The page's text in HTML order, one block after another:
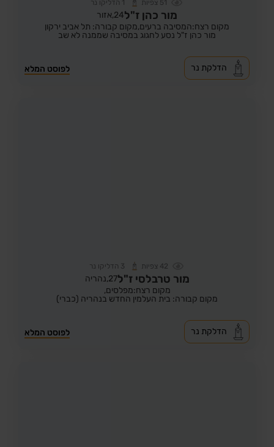
51 צפיות 1 הדליקו נר
מור כהן ז"ל24, אזור
מקום רצח:המסיבה ברעים,מקום קבורה: תל אביב ירקון
מור כהן ז"ל נסע לחגוג במסיבה שממנה לא שב
לפוסט המלא הדלקת נר
42 צפיות 3 הדליקו נר
מור טרבלסי ז"ל27, נהריה
מקום רצח:מפלסים,
מקום קבורה: בית העלמין החדש בנהריה (כברי)
לפוסט המלא הדלקת נר